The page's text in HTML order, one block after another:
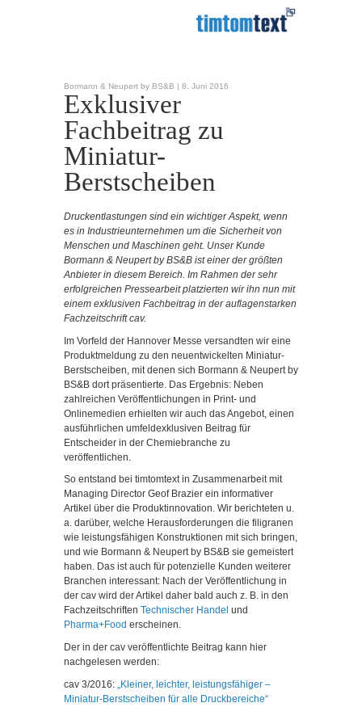
Bormann & Neupert by BS&B | 8. Juni 2016
Exklusiver
Fachbeitrag zu
Miniatur-
Berstscheiben
Druckentlastungen sind ein wichtiger Aspekt, wenn
es in Industrieunternehmen um die Sicherheit von
Menschen und Maschinen geht. Unser Kunde
Bormann & Neupert by BS&B ist einer dergrößten
Anbieter in diesem Bereich. Im Rahmen der sehr
erfolgreichen Pressearbeit platzierten wir ihn nun mit
einem exklusiven Fachbeitrag in der auflagenstarken
Fachzeitschrift cav.
Im Vorfeld der Hannover Messe versandten wir eine
Produktmeldung zu den neuentwickelten Miniatur-
Berstscheiben, mit denen sich Bormann & Neupert by
BS&B dort präsentierte. Das Ergebnis: Neben
zahlreichen Veröffentlichungen in Print- und
Onlinemedien erhielten wir auch das Angebot, einen
ausführlichen umfeldexklusiven Beitrag für
Entscheider in der Chemiebranche zu
veröffentlichen.
So entstand bei timtomtext in Zusammenarbeit mit
Managing Director Geof Brazier ein informativer
Artikel über die Produktinnovation. Wir berichteten u.
a. darüber, welche Herausforderungen die filigranen
wie leistungsfähigen Konstruktionen mit sich bringen,
und wie Bormann & Neupert by BS&B sie gemeistert
haben. Das ist auch für potenzielle Kunden weiterer
Branchen interessant: Nach der Veröffentlichung in
der cav wird der Artikel daher bald auch z. B. in den
Fachzeitschriften Technischer Handel und
Pharma+Food erscheinen.
Der in der cav veröffentlichte Beitrag kann hier
nachgelesen werden:
cav 3/2016: „Kleiner, leichter, leistungsfähiger –
Miniatur-Berstscheiben für alle Druckbereiche“